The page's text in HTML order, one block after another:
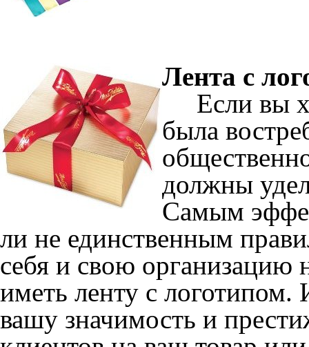
Лента с
Если вы
была
должны
Самым
ли не единственным
себя и свою организацию
иметь ленту с логотипом.
вашу значимость и